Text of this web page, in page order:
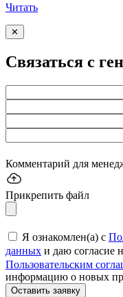
Читать
✕
Связаться с
Комментарий для
Прикрепить файл
Я ознакомлен(а) с
данных и даю согласие
Пользовательским
информацию о новых
Оставить заявку